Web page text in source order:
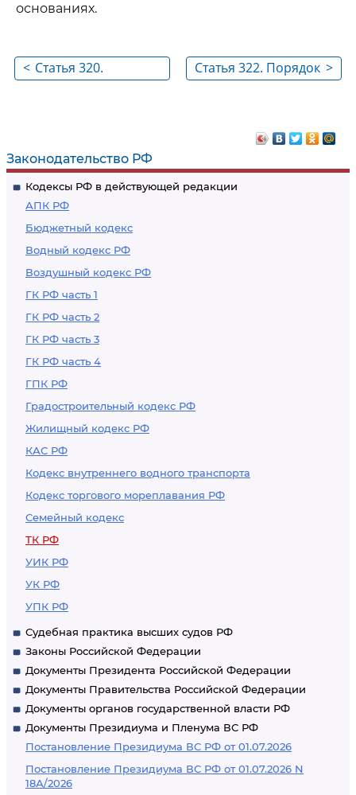
Законодательство РФ
Кодексы РФ в действующей редакции
АПК РФ
Бюджетный кодекс
Водный кодекс РФ
Воздушный кодекс РФ
ГК РФ часть 1
ГК РФ часть 2
ГК РФ часть 3
ГК РФ часть 4
ГПК РФ
Градостроительный кодекс РФ
Жилищный кодекс РФ
КАС РФ
Кодекс внутреннего водного транспорта
Кодекс торгового мореплавания РФ
Семейный кодекс
ТК РФ
УИК РФ
УК РФ
УПК РФ
Судебная практика высших судов РФ
Законы Российской Федерации
Документы Президента Российской Федерации
Документы Правительства Российской Федерации
Документы органов государственной власти РФ
Документы Президиума и Пленума ВС РФ
Постановление Президиума ВС РФ от 01.07.2026
Постановление Президиума ВС РФ от 01.07.2026 N
18А/2026
основаниях.
< Статья 320.
>
Статья 322. Порядок
ежегодных
оплачиваемых
отпусков